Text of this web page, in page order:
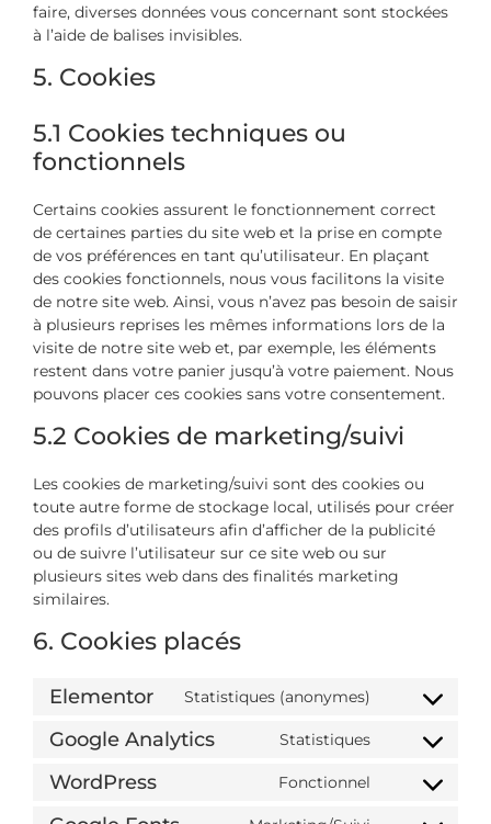
faire, diverses données vous concernant sont stockées
à l’aide de balises invisibles.
5. Cookies
5.1 Cookies techniques ou
fonctionnels
Certains cookies assurent le fonctionnement correct
de certaines parties du site web et la prise en compte
de vos préférences en tant qu’utilisateur. En plaçant
des cookies fonctionnels, nous vous facilitons la visite
de notre site web. Ainsi, vous n’avez pas besoin de saisir
à plusieurs reprises les mêmes informations lors de la
visite de notre site web et, par exemple, les éléments
restent dans votre panier jusqu’à votre paiement. Nous
pouvons placer ces cookies sans votre consentement.
5.2 Cookies de marketing/suivi
Les cookies de marketing/suivi sont des cookies ou
toute autre forme de stockage local, utilisés pour créer
des profils d’utilisateurs afin d’afficher de la publicité
ou de suivre l’utilisateur sur ce site web ou sur
plusieurs sites web dans des finalités marketing
similaires.
6. Cookies placés
Elementor Statistiques (anonymes)
Google Analytics Statistiques
WordPress Fonctionnel